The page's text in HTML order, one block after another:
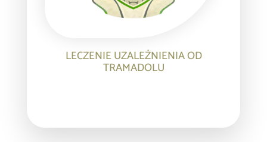
LECZENIE UZALEŻNIENIA OD
TRAMADOLU